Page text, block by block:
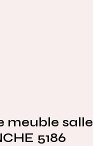
meuble
5186